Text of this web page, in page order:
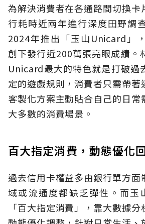
為解決消費者在各通路間切換卡
行耗時近兩年進行深度田野調
2024年推出「玉山Unicard」
創下發行近200萬張亮眼成績。
Unicard最大的特色就是打破過
定的遊戲規則，消費者只需帶著
客製化方案主動貼合自己的日常
大多數的消費場景。
百大指定消費，動態優化
過去信用卡權益多由銀行單方面
域或流通度都缺乏彈性。而玉
「百大指定消費」，靠大數據